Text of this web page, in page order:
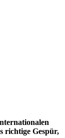
richtige Gespür,